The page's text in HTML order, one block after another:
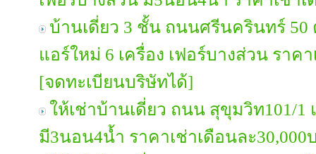
บ้านเดี่ยว 3 ชั้น ถนนศรีนครินทร์ 50
แอร์ใหม่ 6 เครื่อง เฟอร์บางส่วน ราค
[จดทะเบียนบริษัทได้]
ให้เช่าบ้านเดี่ยว ถนน สุขุมวิท101/1
มี3นอน4น้ำ ราคาเช่าเดือนละ30,000